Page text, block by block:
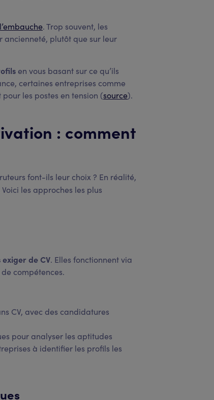
. Trop souvent, les
ancienneté, plutôt que sur leur
en vous basant sur ce qu’ils
certaines entreprises comme
les postes en tension (source).
: comment
font-ils leur choix ? En réalité,
Voici les approches les plus
de CV. Elles fonctionnent via
compétences.
CV, avec des candidatures
pour analyser les aptitudes
à identifier les profils les